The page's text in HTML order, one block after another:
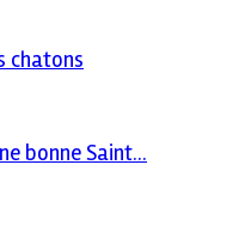
chatons
bonne Saint...